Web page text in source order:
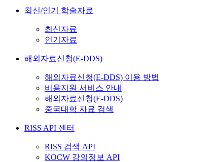
최신/인기 학술자료
최신자료
인기자료
해외자료신청(E-DDS)
해외자료신청(E-DDS) 이용 방법
비용지원 서비스 안내
해외자료신청(E-DDS)
중국대학 자료 검색
RISS API 센터
RISS 검색 API
KOCW 강의정보 API